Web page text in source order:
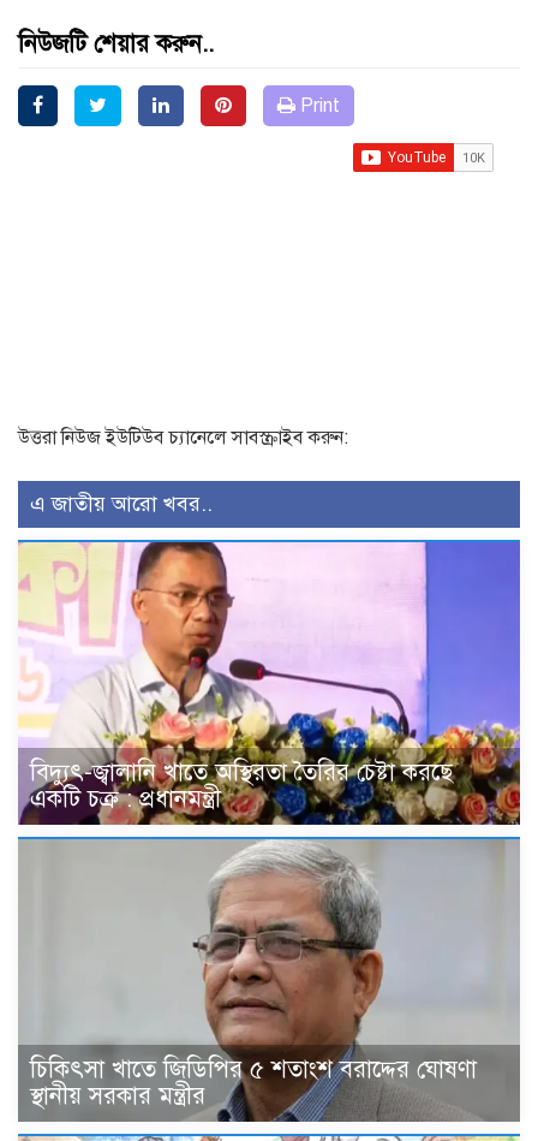
নিউজটি শেয়ার করুন..
Print
উত্তরা নিউজ ইউটিউব চ্যানেলে সাবস্ক্রাইব করুন:
এ জাতীয় আরো খবর..
বিদ্যুৎ-জ্বালানি খাতে অস্থিরতা তৈরির চেষ্টা করছে
একটি চক্র : প্রধানমন্ত্রী
চিকিৎসা খাতে জিডিপির ৫ শতাংশ বরাদ্দের ঘোষণা
স্থানীয় সরকার মন্ত্রীর